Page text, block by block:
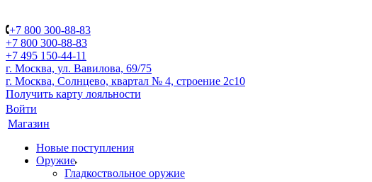
+7 800 300-88-83
+7 800 300-88-83
+7 495 150-44-11
г. Москва, ул. Вавилова, 69/75
г. Москва, Солнцево, квартал № 4, строение 2с10
Получить карту лояльности
Войти
Магазин
Новые поступления
Оружие
Гладкоствольное оружие